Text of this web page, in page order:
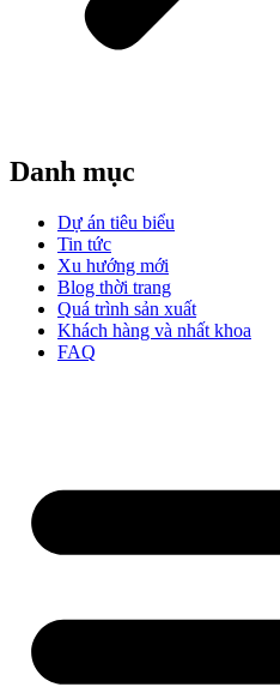
Danh mục
Dự án tiêu biểu
Tin tức
Xu hướng mới
Blog thời trang
Quá trình sản xuất
Khách hàng và nhất khoa
FAQ